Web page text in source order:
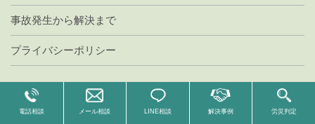
事故発生から解決まで
プライバシーポリシー
電話相談 メール相談 LINE相談 解決事例 労災判定